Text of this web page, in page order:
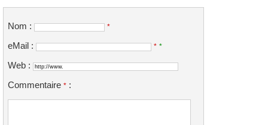
Nom : *
eMail : * *
Web :
Commentaire * :